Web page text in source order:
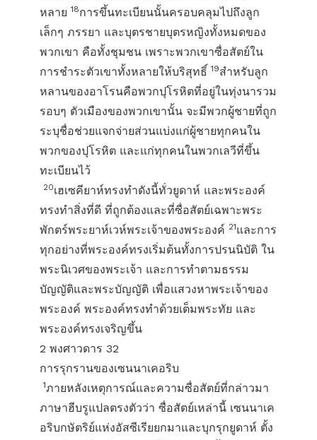
หลาย18การขึ้นทะเบียนนั้นครอบคลุมไปถึงลูก
เล็กๆ ภรรยา และบุตรชายบุตรหญิงทั้งหมดของ
พวกเขา คือทั้งชุมชน เพราะพวกเขาซื่อสัตย์ใน
การชำระตัวเขาทั้งหลายให้บริสุทธิ์19สำหรับลูก
หลานของอาโรนคือพวกปุโรหิตที่อยู่ในทุ่งนารวม
รอบๆ ตัวเมืองของพวกเขานั้น จะมีพวกผู้ชายที่ถูก
ระบุชื่อช่วยแจกจ่ายส่วนแบ่งแก่ผู้ชายทุกคนใน
พวกของปุโรหิต และแก่ทุกคนในพวกเลวีที่ขึ้น
ทะเบียนไว้
20เฮเซคียาห์ทรงทำดังนี้ทั่วยูดาห์ และพระองค์
ทรงทำสิ่งที่ดี ที่ถูกต้องและที่ซื่อสัตย์เฉพาะพระ
พักตร์พระยาห์เวห์พระเจ้าของพระองค์ 21และการ
ทุกอย่างที่พระองค์ทรงเริ่มต้นทั้งการปรนนิบัติ ใน
พระนิเวศของพระเจ้า และการทำตามธรรม
บัญญัติและพระบัญญัติ เพื่อแสวงหาพระเจ้าของ
พระองค์ พระองค์ทรงทำด้วยเต็มพระทัย และ
พระองค์ทรงเจริญขึ้น
2 พงศาวดาร 32
การรุกรานของเซนนาเคอริบ
1ภายหลังเหตุการณ์และความซื่อสัตย์ที่กล่าวมา
ภาษาฮีบรูแปลตรงตัวว่า ซื่อสัตย์เหล่านี้ เซนนาเค
อริบกษัตริย์แห่งอัสซีเรียยกมาและบุกรุกยูดาห์ ตั้ง